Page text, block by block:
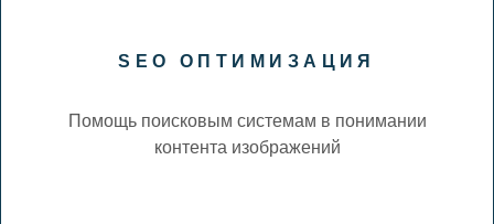
SEO ОПТИМИЗАЦИЯ
Помощь поисковым системам в понимании
контента изображений